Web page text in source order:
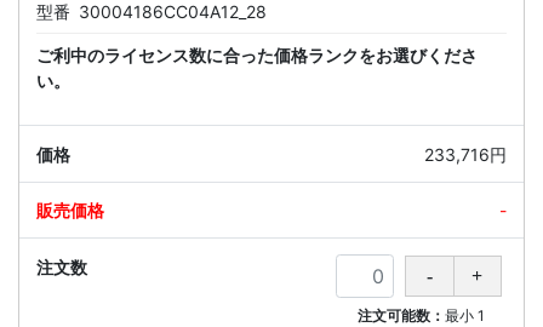
型番 30004186CC04A12_28
ご利中のライセンス数に合った価格ランクをお選びくださ
い。
233,716円
-
注文可能数：最小 1